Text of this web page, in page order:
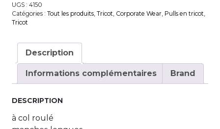
UGS : 4150
Catégories : Tout les produits Tricot Corporate Wear Pulls en tricot
Tricot
Description
Informations complémentaires Brand
DESCRIPTION
à col roulé